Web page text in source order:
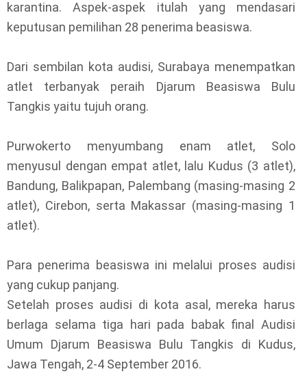
karantina. Aspek-aspek itulah yang mendasari
keputusan pemilihan 28 penerima beasiswa.
Dari sembilan kota audisi, Surabaya menempatkan
atlet terbanyak peraih Djarum Beasiswa Bulu
Tangkis yaitu tujuh orang.
Purwokerto menyumbang enam atlet, Solo
menyusul dengan empat atlet, lalu Kudus (3 atlet),
Bandung, Balikpapan, Palembang (masing-masing 2
atlet), Cirebon, serta Makassar (masing-masing 1
atlet).
Para penerima beasiswa ini melalui proses audisi
yang cukup panjang.
Setelah proses audisi di kota asal, mereka harus
berlaga selama tiga hari pada babak final Audisi
Umum Djarum Beasiswa Bulu Tangkis di Kudus,
Jawa Tengah, 2-4 September 2016.